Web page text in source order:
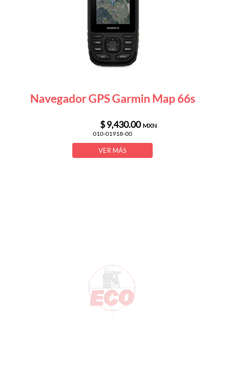
Navegador GPS Garmin Map 66s
$ 9,430.00 MXN
010-01918-00
VER MÁS